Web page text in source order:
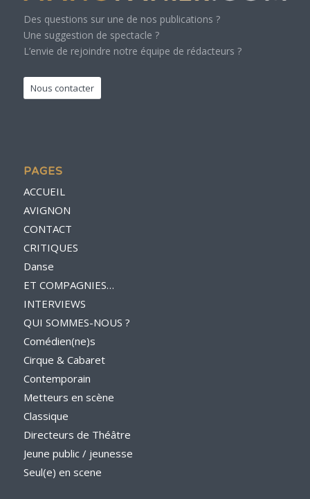
Des questions sur une de nos publications ?
Une suggestion de spectacle ?
L’envie de rejoindre notre équipe de rédacteurs ?
Nous contacter
PAGES
ACCUEIL
AVIGNON
CONTACT
CRITIQUES
Danse
ET COMPAGNIES…
INTERVIEWS
QUI SOMMES-NOUS ?
Comédien(ne)s
Cirque & Cabaret
Contemporain
Metteurs en scène
Classique
Directeurs de Théâtre
Jeune public / jeunesse
Seul(e) en scene